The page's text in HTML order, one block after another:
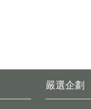
嚴選企劃